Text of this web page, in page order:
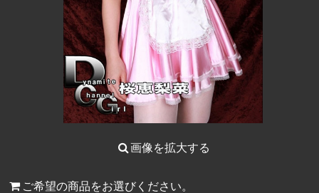
画像を拡大する
ご希望の商品をお選びください。